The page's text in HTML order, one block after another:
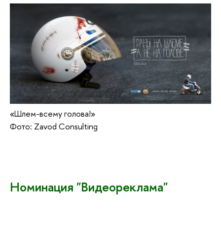
«Шлем-всему голова!»
Фото: Zavod Consulting
Номинация "Видеореклама"